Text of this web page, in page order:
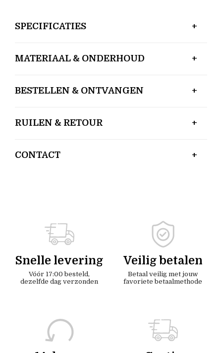
SPECIFICATIES
MATERIAAL & ONDERHOUD
BESTELLEN & ONTVANGEN
RUILEN & RETOUR
CONTACT
Snelle levering
Vóór 17:00 besteld,
dezelfde dag verzonden
Veilig betalen
Betaal veilig met jouw
favoriete betaalmethode